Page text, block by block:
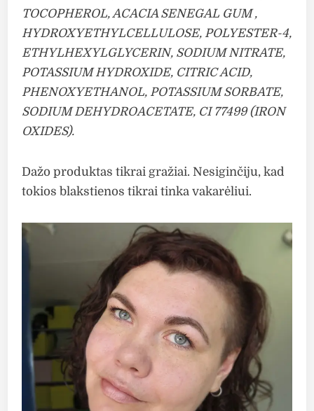
TOCOPHEROL, ACACIA SENEGAL GUM ,
HYDROXYETHYLCELLULOSE, POLYESTER-4,
ETHYLHEXYLGLYCERIN, SODIUM NITRATE,
POTASSIUM HYDROXIDE, CITRIC ACID,
PHENOXYETHANOL, POTASSIUM SORBATE,
SODIUM DEHYDROACETATE, CI 77499 (IRON
OXIDES).
Dažo produktas tikrai gražiai. Nesiginčiju, kad
tokios blakstienos tikrai tinka vakarėliui.